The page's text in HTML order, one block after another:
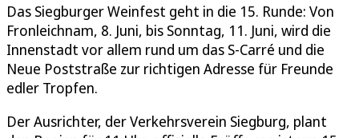
Das Siegburger Weinfest geht in die 15. Runde: Von
Fronleichnam, 8. Juni, bis Sonntag, 11. Juni, wird die
Innenstadt vor allem rund um das S-Carré und die
Neue Poststraße zur richtigen Adresse für Freunde
edler Tropfen.
Der Ausrichter, der Verkehrsverein Siegburg, plant